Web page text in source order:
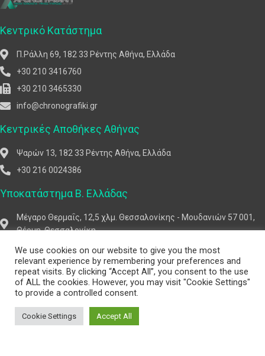
Κεντρικό Κατάστημα
Π.Ράλλη 69, 182 33 Ρέντης Αθήνα, Ελλάδα
+30 210 3416760
+30 210 3465330
info@chronografiki.gr
Κεντρικές Αποθήκες Αθήνας
Ψαρών 13, 182 33 Ρέντης Αθήνα, Ελλάδα
+30 216 0024386
Υποκατάστημα Β. Ελλάδας
Μέγαρο Θερμαΐς, 12,5 χλμ. Θεσσαλονίκης - Μουδανιών 57 001,
Θέρμη, Θεσσαλονίκη
+30 2310 768 666
+30 2310 775 769
salonica@chronografiki.gr
Υποκατάστημα Κρήτης
We use cookies on our website to give you the most
relevant experience by remembering your preferences and
repeat visits. By clicking “Accept All”, you consent to the use
of ALL the cookies. However, you may visit "Cookie Settings"
to provide a controlled consent.
Cookie Settings Accept All